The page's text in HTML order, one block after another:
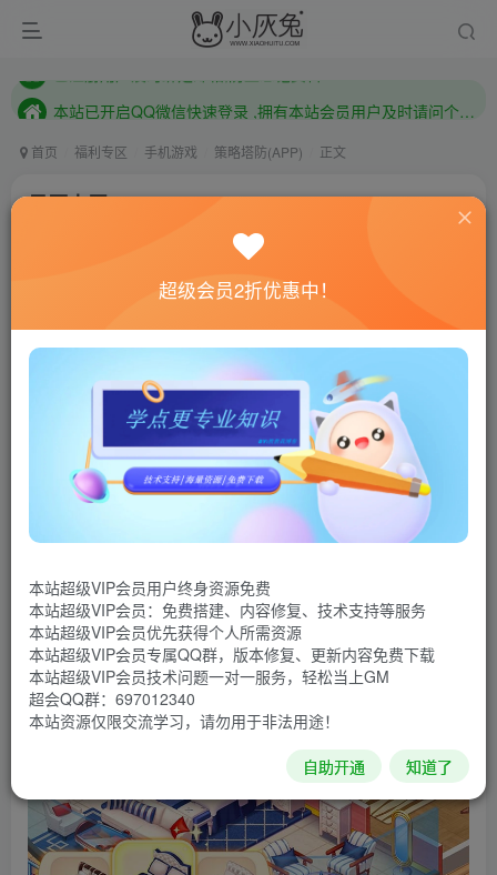
本站已开启QQ微信快速登录 ,拥有本站会员用户及时请问个人中心绑定！
首页 福利专区 手机游戏 策略塔防(APP) 正文
星厨志愿v1.9.1
联网教程： 内附教程
单机教程： 内附教程
不懂的话联系客服！！！
《星厨志愿》是一款在2020年大受欢迎的全新时间管
理、烹饪模拟游戏！ 在游戏中，你将成为一名著名厨师，并
已修改进入游戏获得无限钻石！
游戏截图
超级会员2折优惠中！
本站超级VIP会员用户终身资源免费
本站超级VIP会员：免费搭建、内容修复、技术支持等服务
本站超级VIP会员优先获得个人所需资源
本站超级VIP会员专属QQ群，版本修复、更新内容免费下载
本站超级VIP会员技术问题一对一服务，轻松当上GM
超会QQ群：697012340
本站资源仅限交流学习，请勿用于非法用途！
自助开通 知道了